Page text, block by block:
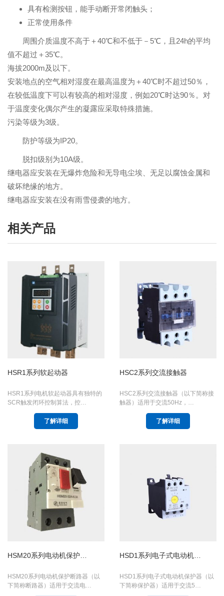
具有检测按钮，能手动断开常闭触头；
正常使用条件
周围介质温度不高于＋40℃和不低于－5℃，且24h的平均
值不超过＋35℃。
海拔2000m及以下。
安装地点的空气相对湿度在最高温度为＋40℃时不超过50％，
在较低温度下可以有较高的相对湿度，例如20℃时达90％。对
于温度变化偶尔产生的凝露应采取特殊措施。
污染等级为3级。
防护等级为IP20。
脱扣级别为10A级。
继电器应安装在无爆炸危险和无导电尘埃、无足以腐蚀金属和
破坏绝缘的地方。
继电器应安装在没有雨雪侵袭的地方。
相关产品
HSR1系列软起动器
HSR1系列电机软起动器具有独特的
SCR触发闭环控制算法，控…
了解详细
HSC2系列交流接触器
HSC2系列交流接触器（以下简称接
触器）适用于交流50Hz，…
了解详细
HSM20系列电动机保护…
HSM20系列电动机保护断路器（以
下简称断路器）适用于交流电…
HSD1系列电子式电动机…
HSD1系列电子式电动机保护器（以
下简称保护器）适用于交流5…